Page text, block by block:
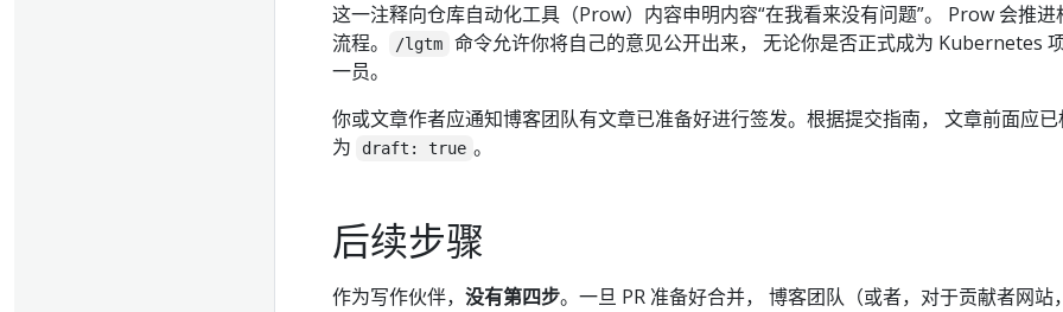
这一注释向仓库自动化工具（Prow）内容申明内容“在我看来没有问题”。 Prow 会推进
流程。
/lgtm
命令允许你将自己的意见公开出来， 无论你是否正式成为 Kubernetes
一员。
你或文章作者应通知博客团队有文章已准备好进行签发。根据提交指南， 文章前面应
为
draft: true 。
后续步骤
作为写作伙伴， 没有第四步。一旦 PR 准备好合并， 博客团队（或者，对于贡献者网站